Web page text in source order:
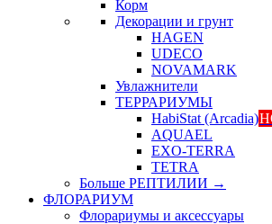
Корм
Декорации и грунт
HAGEN
UDECO
NOVAMARK
Увлажнители
ТЕРРАРИУМЫ
HabiStat (Arcadia)
AQUAEL
EXO-TERRA
TETRA
Больше РЕПТИЛИИ →
ФЛОРАРИУМ
Флорариумы и аксессуары